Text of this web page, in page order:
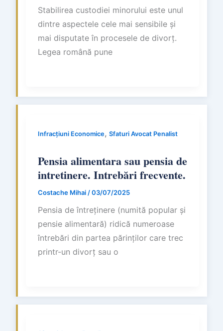
Stabilirea custodiei minorului este unul
dintre aspectele cele mai sensibile și
mai disputate în procesele de divorț.
Legea română pune
Infracțiuni Economice, Sfaturi Avocat Penalist
Pensia alimentara sau pensia de
intretinere. Intrebări frecvente.
Costache Mihai /03/07/2025
Pensia de întreținere (numită popular și
pensie alimentară) ridică numeroase
întrebări din partea părinților care trec
printr-un divorț sau o